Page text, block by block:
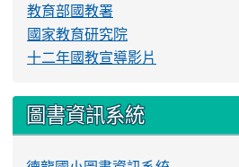
教育部國教署
國家教育研究院
十二年國教宣導影片
圖書資訊系統